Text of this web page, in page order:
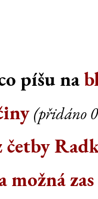
píšu na
(přidáno
četby
možná